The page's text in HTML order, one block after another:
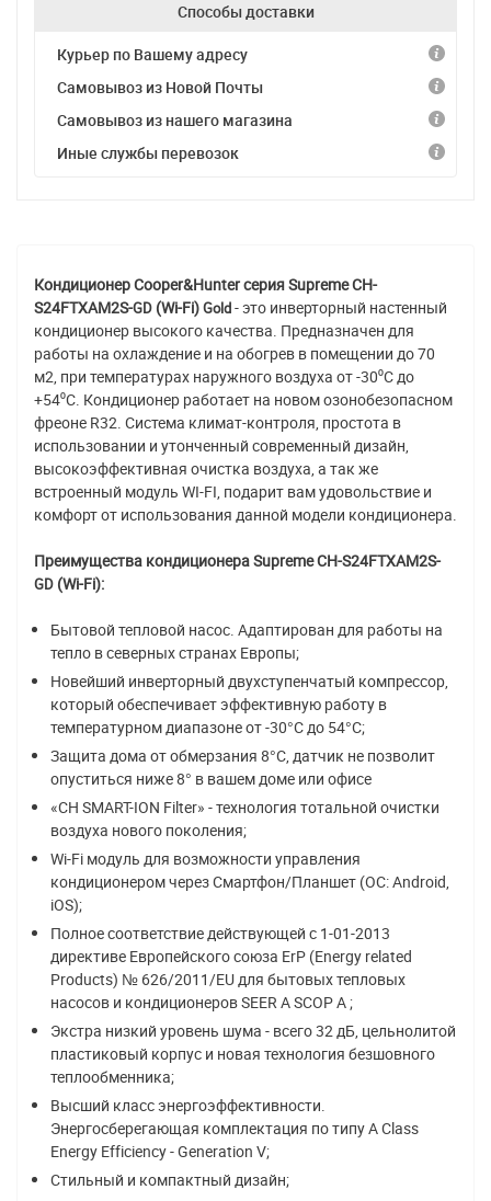
Способы доставки
Курьер по Вашему адресу
Самовывоз из Новой Почты
Самовывоз из нашего магазина
Иные службы перевозок
Кондиционер Cooper&Hunter серия Supreme CH-
S24FTXAM2S-GD (Wi-Fi)Gold- это инверторный настенный
кондиционер высокого качества. Предназначен для
работы на охлаждение и на обогрев в помещении до 70
м2, при температурах наружного воздуха от -30⁰С до
+54⁰С. Кондиционер работает на новом озонобезопасном
фреоне R32. Система климат-контроля, простота в
использовании и утонченный современный дизайн,
высокоэффективная очистка воздуха, а так же
встроенный модуль WI-FI, подарит вам удовольствие и
комфорт от использования данной модели кондиционера.
Преимущества кондиционера Supreme CH-S24FTXAM2S-
GD (Wi-Fi):
Бытовой тепловой насос. Адаптирован для работы на
тепло в северных странах Европы;
Новейший инверторный двухступенчатый компрессор,
который обеспечивает эффективную работу в
температурном диапазоне от -30°С до 54°C;
Защита дома от обмерзания 8°C, датчик не позволит
опуститься ниже 8° в вашем доме или офисе
«CH SMART-ION Filter» - технология тотальной очистки
воздуха нового поколения;
Wi-Fi модуль для возможности управления
кондиционером через Смартфон/Планшет (ОС: Android,
iOS);
Полное соответствие действующей c 1-01-2013
директиве Европейского союза ErP (Energy related
Products) № 626/2011/EU для бытовых тепловых
насосов и кондиционеров SEER A SCOP A ;
Экстра низкий уровень шума - всего 32 дБ, цельнолитой
пластиковый корпус и новая технология безшовного
теплообменника;
Высший класс энергоэффективности.
Энергосберегающая комплектация по типу A Class
Energy Efficiency - Generation V;
Стильный и компактный дизайн;